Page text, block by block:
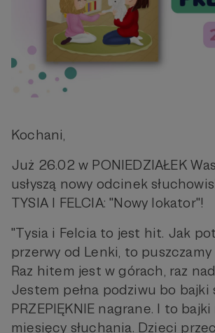
Kochani,
Już 26.02 w PONIEDZIAŁEK
usłyszą nowy odcinek
TYSIA I FELCIA: "Nowy lokator"!
"Tysia i Felcia to jest hit. Jak
przerwy od Lenki, to puszczamy
Raz hitem jest w górach, raz
Jestem pełna podziwu bo bajki
PRZEPIĘKNIE nagrane. I to
miesięcy słuchania. Dzieci